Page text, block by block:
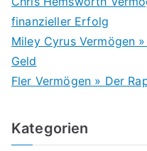
finanzieller Erfolg
Miley Cyrus Vermögen
Geld
Fler Vermögen » Der
Kategorien